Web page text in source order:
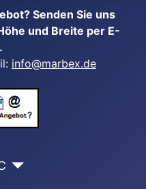
Senden Sie uns
und Breite per E-
info@marbex.de